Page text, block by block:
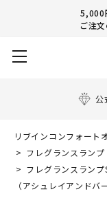
5,000
ご注
公
リブインコンフォート
フレグランスランプ
フレグランスラン
（アシュレイアンドバ